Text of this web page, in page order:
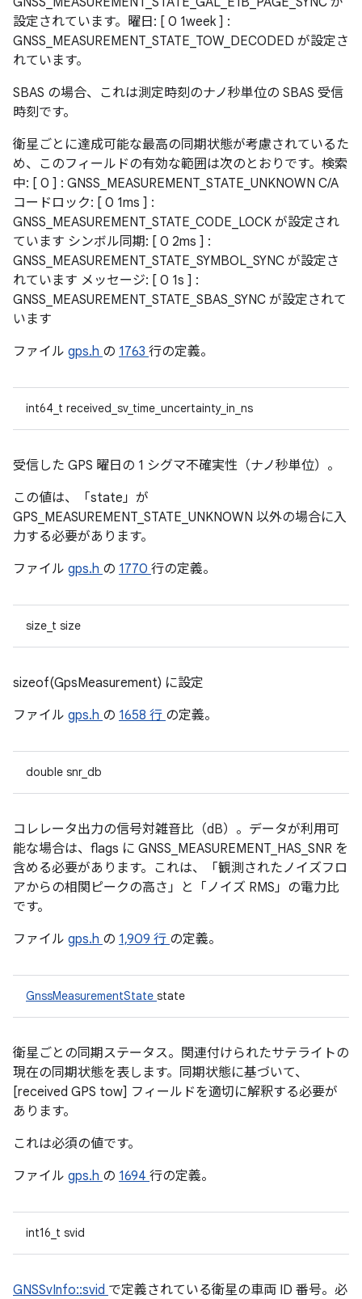
設定されています。曜日: [ 0 1week ] :
GNSS_MEASUREMENT_STATE_TOW_DECODED が設定さ
れています。
SBAS の場合、これは測定時刻のナノ秒単位の SBAS 受信
時刻です。
衛星ごとに達成可能な最高の同期状態が考慮されているた
め、このフィールドの有効な範囲は次のとおりです。検索
中: [ 0 ] : GNSS_MEASUREMENT_STATE_UNKNOWN C/A
コードロック: [ 0 1ms ] :
GNSS_MEASUREMENT_STATE_CODE_LOCK が設定され
ています シンボル同期: [ 0 2ms ] :
GNSS_MEASUREMENT_STATE_SYMBOL_SYNC が設定さ
れています メッセージ: [ 0 1s ] :
GNSS_MEASUREMENT_STATE_SBAS_SYNC が設定されて
います
ファイル gps.h の 1763 行の定義。
int64_t received_sv_time_uncertainty_in_ns
受信した GPS 曜日の 1 シグマ不確実性（ナノ秒単位）。
この値は、「state」が
GPS_MEASUREMENT_STATE_UNKNOWN 以外の場合に入
力する必要があります。
ファイル gps.h の 1770 行の定義。
size_t size
sizeof(GpsMeasurement) に設定
ファイル gps.h の 1658 行 の定義。
double snr_db
コレレータ出力の信号対雑音比（dB）。データが利用可
能な場合は、flags に GNSS_MEASUREMENT_HAS_SNR を
含める必要があります。これは、「観測されたノイズフロ
アからの相関ピークの高さ」と「ノイズ RMS」の電力比
です。
ファイル gps.h の 1,909 行 の定義。
GnssMeasurementState state
衛星ごとの同期ステータス。関連付けられたサテライトの
現在の同期状態を表します。同期状態に基づいて、
[received GPS tow] フィールドを適切に解釈する必要が
あります。
これは必須の値です。
ファイル gps.h の 1694 行の定義。
int16_t svid
GNSSvInfo::svid で定義されている衛星の車両 ID 番号。必